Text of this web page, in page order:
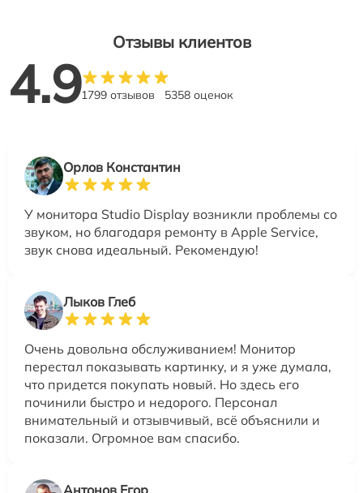
Отзывы клиентов
4.91799 отзывов 5358 оценок
Орлов Константин
У монитора Studio Display возникли проблемы со
звуком, но благодаря ремонту в Apple Service,
звук снова идеальный. Рекомендую!
Лыков Глеб
Очень довольна обслуживанием! Монитор
перестал показывать картинку, и я уже думала,
что придется покупать новый. Но здесь его
починили быстро и недорого. Персонал
внимательный и отзывчивый, всё объяснили и
показали. Огромное вам спасибо.
Антонов Егор